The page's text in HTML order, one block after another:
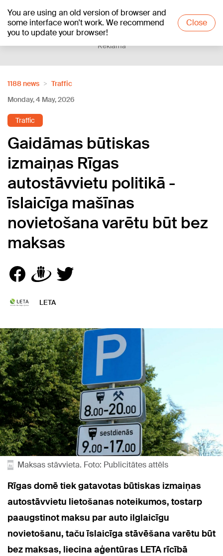
You are using an old version of browser and
some interface won't work. We recommend
you to update your browser!
Close
+25°C
Reklāma
1188 news
Traffic
Monday, 4 May, 2026
Traffic
Gaidāmas būtiskas
izmaiņas Rīgas
autostāvvietu politikā -
īslaicīga mašīnas
novietošana varētu būt bez
maksas
LETA
Maksas stāvvieta. Foto: Publicitātes attēls
Rīgas domē tiek gatavotas būtiskas izmaiņas
autostāvvietu lietošanas noteikumos, tostarp
paaugstinot maksu par auto ilglaicīgu
novietošanu, taču īslaicīga stāvēšana varētu būt
bez maksas, liecina aģentūras LETA rīcībā